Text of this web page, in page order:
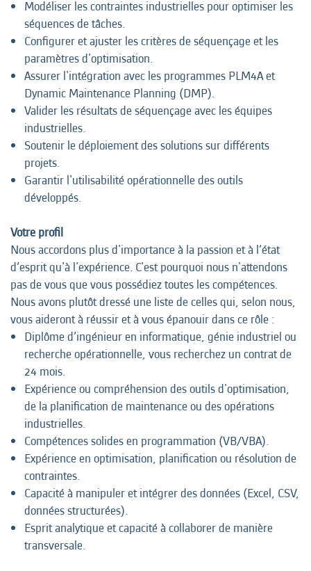
Modéliser les contraintes industrielles pour optimiser les
séquences de tâches.
Configurer et ajuster les critères de séquençage et les
paramètres d'optimisation.
Assurer l'intégration avec les programmes PLM4A et
Dynamic Maintenance Planning (DMP).
Valider les résultats de séquençage avec les équipes
industrielles.
Soutenir le déploiement des solutions sur différents
projets.
Garantir l'utilisabilité opérationnelle des outils
développés.
Votre profil
Nous accordons plus d'importance à la passion et à l’état
d’esprit qu'à l'expérience. C'est pourquoi nous n'attendons
pas de vous que vous possédiez toutes les compétences.
Nous avons plutôt dressé une liste de celles qui, selon nous,
vous aideront à réussir et à vous épanouir dans ce rôle :
Diplôme d’ingénieur en informatique, génie industriel ou
recherche opérationnelle, vous recherchez un contrat de
24 mois.
Expérience ou compréhension des outils d'optimisation,
de la planification de maintenance ou des opérations
industrielles.
Compétences solides en programmation (VB/VBA).
Expérience en optimisation, planification ou résolution de
contraintes.
Capacité à manipuler et intégrer des données (Excel, CSV,
données structurées).
Esprit analytique et capacité à collaborer de manière
transversale.